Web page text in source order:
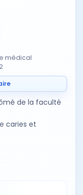
médical
de la faculté
caries et